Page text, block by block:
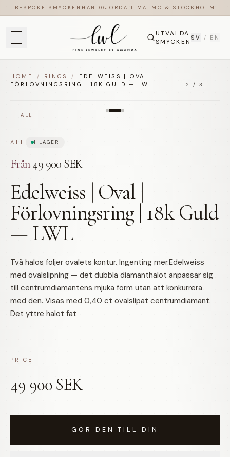
BESPOKE SMYCKEN HANDGJORDA I MALMÖ & STOCKHOLM
UTVALDA
SMYCKEN SV / EN
HOME / RINGS /
EDELWEISS | OVAL |
FÖRLOVNINGSRING | 18K GULD — LWL
ALL
2 / 3
ALL I LAGER
Från49 900 SEK
Edelweiss | Oval |
Förlovningsring | 18k Guld
— LWL
Två halos följer ovalets kontur. Ingenting mer.Edelweiss
med ovalslipning — det dubbla diamanthalot anpassar sig
till centrumdiamantens mjuka form utan att konkurrera
med den. Visas med 0,40 ct ovalslipat centrumdiamant.
Det yttre halot fat
PRICE
49 900 SEK
GÖR DEN TILL DIN